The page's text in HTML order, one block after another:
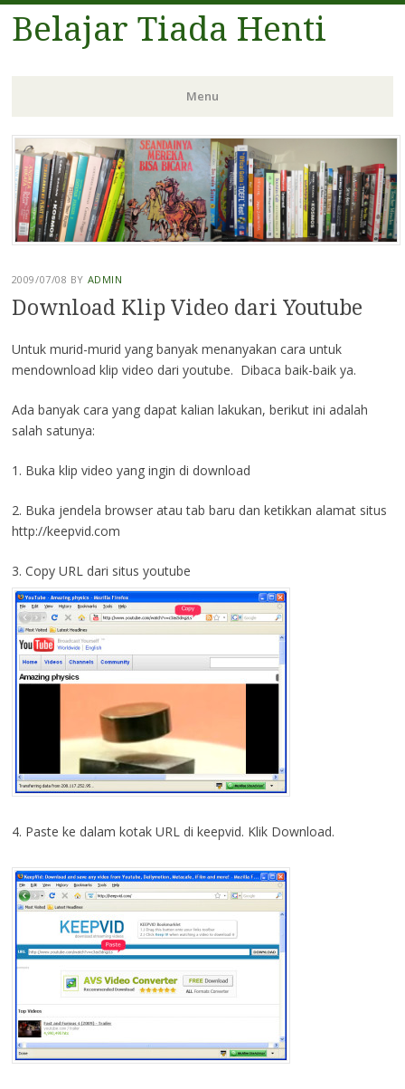
Belajar Tiada Henti
Menu
Skip
to
content
2009/07/08 BY ADMIN
Download Klip Video dari Youtube
Untuk murid-murid yang banyak menanyakan cara untuk
mendownload klip video dari youtube. Dibaca baik-baik ya.
Ada banyak cara yang dapat kalian lakukan, berikut ini adalah
salah satunya:
1. Buka klip video yang ingin di download
2. Buka jendela browser atau tab baru dan ketikkan alamat situs
http://keepvid.com
3. Copy URL dari situs youtube
4. Paste ke dalam kotak URL di keepvid. Klik Download.